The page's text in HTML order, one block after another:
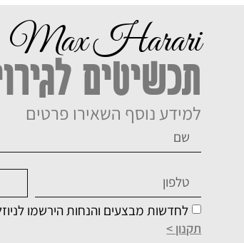
Max Harari
תכשיטים
למידע נוסף השאירו פרטים
לחדשות מבצעים והנחות הירשמו
תקנון >